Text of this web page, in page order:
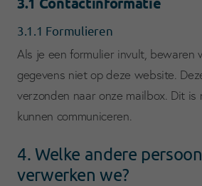
3.1.1 Formulieren
Als je een formulier invult, bewaren
gegevens niet op deze website.
verzonden naar onze mailbox. Dit
kunnen communiceren.
4. Welke andere
verwerken we?